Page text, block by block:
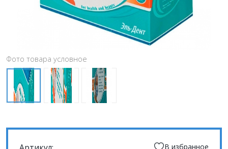
Фото товара условное
В избранное